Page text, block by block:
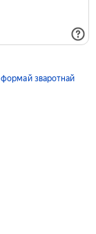
формай зваротнай